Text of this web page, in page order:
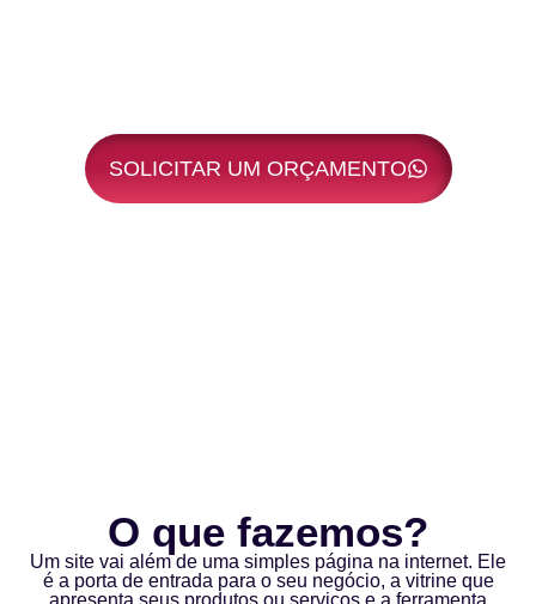
SOLICITAR UM ORÇAMENTO
O que fazemos?
Um site vai além de uma simples página na internet. Ele
é a porta de entrada para o seu negócio, a vitrine que
apresenta seus produtos ou serviços e a ferramenta